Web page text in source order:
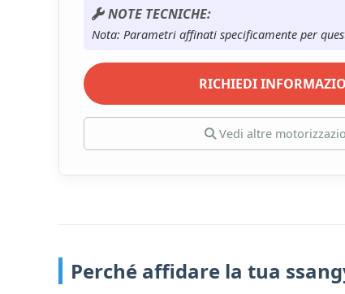
NOTE TECNICHE:
Nota: Parametri affinati specificamente per
RICHIEDI
Vedi altre
Perché affidare la tua